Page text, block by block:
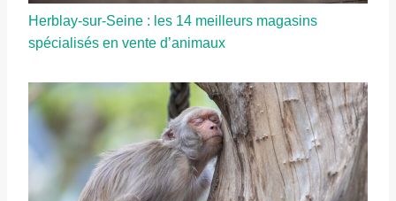
Herblay-sur-Seine : les 14 meilleurs magasins
spécialisés en vente d’animaux